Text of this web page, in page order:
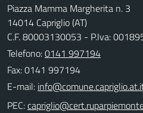
Piazza Mamma Margherita n. 3
14014 Capriglio (AT)
C.F. 80003130053 - P.Iva:
Telefono:0141 997194
Fax: 0141 997194
E-mail:
PEC: